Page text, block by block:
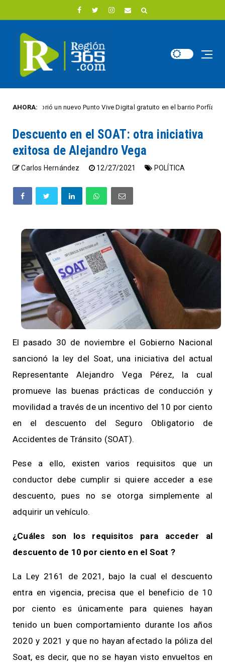
AHORA:
abrió un nuevo Punto Vive Digital gratuito en el barrio Porfía
Descuento en el SOAT: otra iniciativa
exitosa de Alejandro Vega
Carlos Hernández 12/27/2021 POLÍTICA
El pasado 30 de noviembre el Gobierno Nacional
sancionó la ley del Soat, una iniciativa del actual
Representante Alejandro Vega Pérez, la cual
promueve las buenas prácticas de conducción y
movilidad a través de un incentivo del 10 por ciento
en el descuento del Seguro Obligatorio de
Accidentes de Tránsito (SOAT).
Pese a ello, existen varios requisitos que un
conductor debe cumplir si quiere acceder a ese
descuento, pues no se otorga simplemente al
adquirir un vehículo.
¿Cuáles son los requisitos para acceder al
descuento de 10 por ciento en el Soat ?
La Ley 2161 de 2021, bajo la cual el descuento
entra en vigencia, precisa que el beneficio de 10
por ciento es únicamente para quienes hayan
tenido un buen comportamiento durante los años
2020 y 2021 y que no hayan afectado la póliza del
Soat, es decir, que no se hayan visto envueltos en